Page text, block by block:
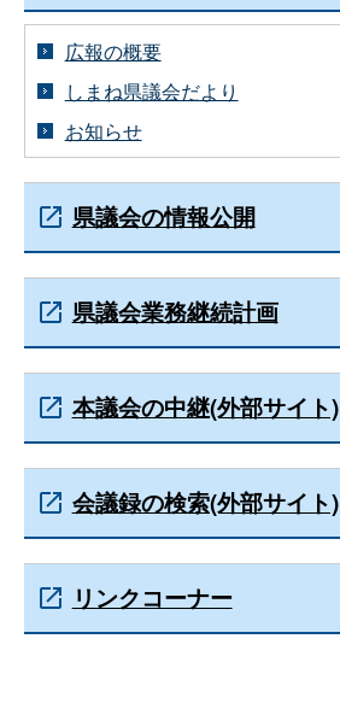
広報の概要
しまね県議会だより
お知らせ
県議会の情報公開
県議会業務継続計画
本議会の中継(外部サイト)
会議録の検索(外部サイト)
リンクコーナー